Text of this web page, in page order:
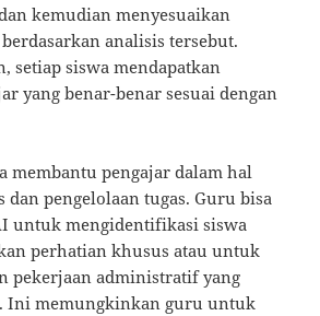
kemudian menyesuaikan
analisis tersebut.
setiap siswa mendapatkan
yang benar-benar sesuai dengan
membantu pengajar dalam hal
dan pengelolaan tugas. Guru bisa
untuk mengidentifikasi siswa
perhatian khusus atau untuk
pekerjaan administratif yang
Ini memungkinkan guru untuk